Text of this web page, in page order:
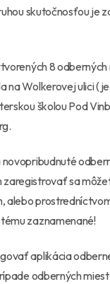
skutočnosťou je
8
na Wolkerovej ulici
školou Pod
novopribudnuté
zaregistrovať sa
alebo
zaznamenané!
aplikácia
odberných